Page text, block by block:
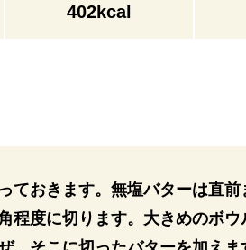
402kcal
ておきます。無塩バターは直
程度に切ります。大きめのボウ